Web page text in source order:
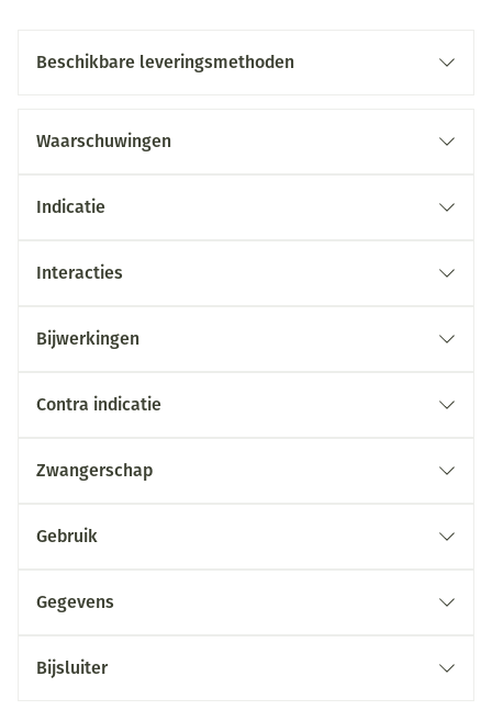
Beschikbare leveringsmethoden
Waarschuwingen
Indicatie
Interacties
Bijwerkingen
Contra indicatie
Zwangerschap
Gebruik
Gegevens
Bijsluiter